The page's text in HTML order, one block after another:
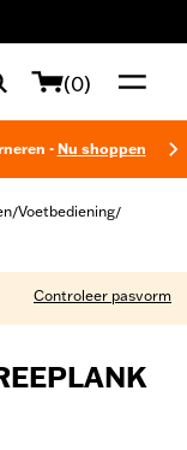
(0)
- Nu shoppen
/Voetbediening/
Controleer pasvorm